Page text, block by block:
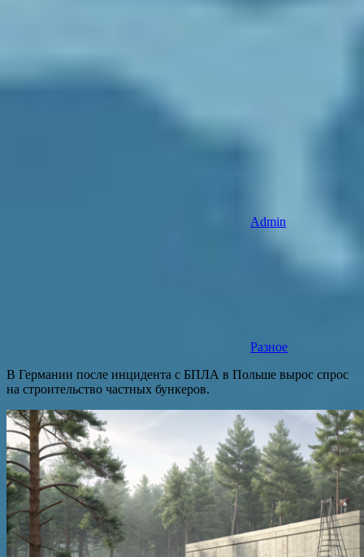
Admin
Разное
В Германии после инцидента с БПЛА в Польше вырос спрос
на строительство частных бункеров.